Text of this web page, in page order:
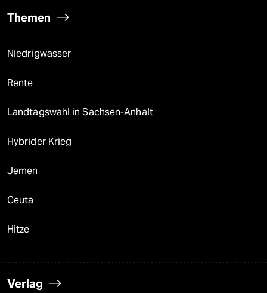
Themen
Niedrigwasser
Rente
Landtagswahl in Sachsen-Anhalt
Hybrider Krieg
Jemen
Ceuta
Hitze
Verlag